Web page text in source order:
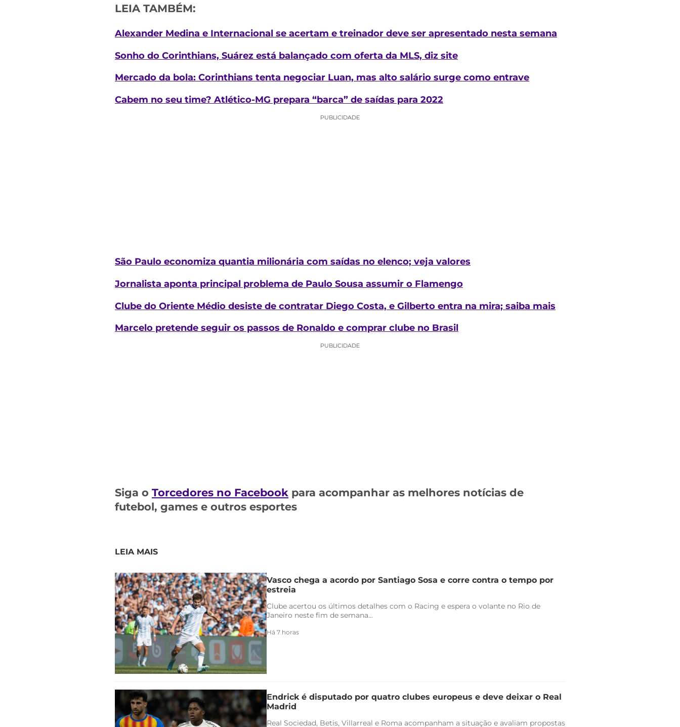
LEIA TAMBÉM:
Alexander Medina e Internacional se acertam e treinador deve ser apresentado nesta semana
Sonho do Corinthians, Suárez está balançado com oferta da MLS, diz site
Mercado da bola: Corinthians tenta negociar Luan, mas alto salário surge como entrave
Cabem no seu time? Atlético-MG prepara “barca” de saídas para 2022
PUBLICIDADE
São Paulo economiza quantia milionária com saídas no elenco; veja valores
Jornalista aponta principal problema de Paulo Sousa assumir o Flamengo
Clube do Oriente Médio desiste de contratar Diego Costa, e Gilberto entra na mira; saiba mais
Marcelo pretende seguir os passos de Ronaldo e comprar clube no Brasil
PUBLICIDADE
Siga o Torcedores no Facebook para acompanhar as melhores notícias de
futebol, games e outros esportes
LEIA MAIS
Vasco chega a acordo por Santiago Sosa e corre contra o tempo por
estreia
Clube acertou os últimos detalhes com o Racing e espera o volante no Rio de
Janeiro neste fim de semana...
Há 7 horas
Endrick é disputado por quatro clubes europeus e deve deixar o Real
Madrid
Real Sociedad, Betis, Villarreal e Roma acompanham a situação e avaliam propostas